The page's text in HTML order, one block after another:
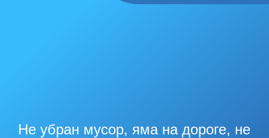
Не убран мусор, яма на дороге, не